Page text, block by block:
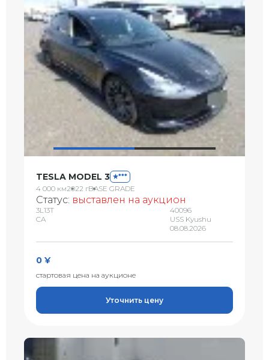
TESLA MODEL 3 ***
4 000 км2022 гBASE GRADE
Статус: выставлен на аукцион
3L13T
CA
40096
USS Kyushu
08.08.2026
0 ¥
стартовая цена на аукционе
Уточнить цену